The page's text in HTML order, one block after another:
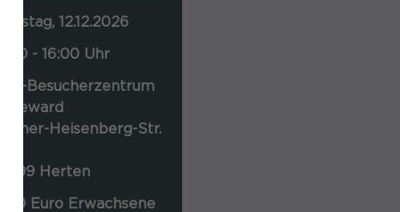
12.12.2026
- 16:00 Uhr
Besucherzentrum
Heisenberg-Str.
Herten
Euro Erwachsene